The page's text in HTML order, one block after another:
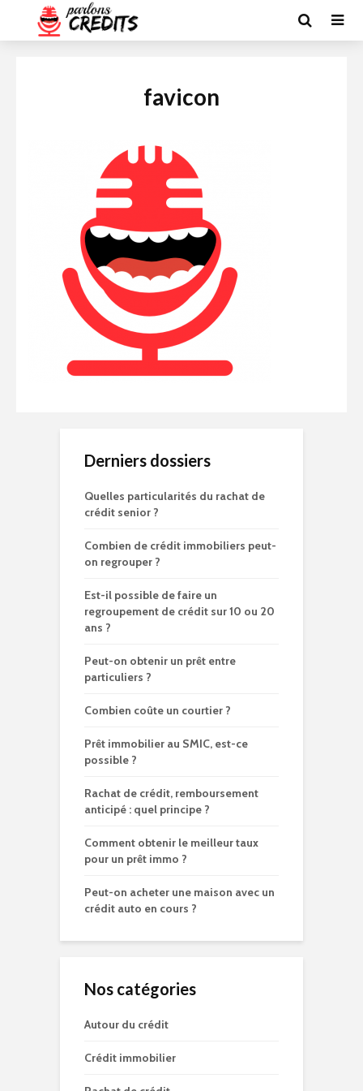
favicon
Derniers dossiers
Quelles particularités du rachat de
crédit senior ?
Combien de crédit immobiliers peut-
on regrouper ?
Est-il possible de faire un
regroupement de crédit sur 10 ou 20
ans ?
Peut-on obtenir un prêt entre
particuliers ?
Combien coûte un courtier ?
Prêt immobilier au SMIC, est-ce
possible ?
Rachat de crédit, remboursement
anticipé : quel principe ?
Comment obtenir le meilleur taux
pour un prêt immo ?
Peut-on acheter une maison avec un
crédit auto en cours ?
Nos catégories
Autour du crédit
Crédit immobilier